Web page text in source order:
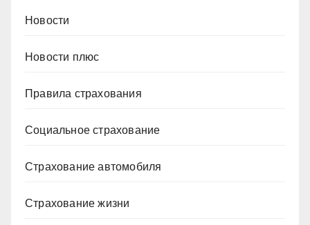
Новости
Новости плюс
Правила страхования
Социальное страхование
Страхование автомобиля
Страхование жизни